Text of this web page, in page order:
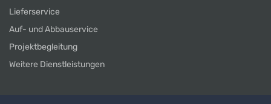
Lieferservice
Auf- und Abbauservice
Projektbegleitung
Weitere Dienstleistungen